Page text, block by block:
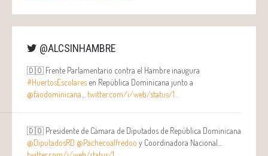
@ALCSINHAMBRE
🇩🇴 Frente Parlamentario contra el Hambre inaugura
#HuertosEscolares en República Dominicana junto a
@faodominicana
twitter.com/i/web/status/1…
🇩🇴 Presidente de Cámara de Diputados de República Dominicana
@DiputadosRD @Pachecoalfredoo y Coordinadora Nacional…